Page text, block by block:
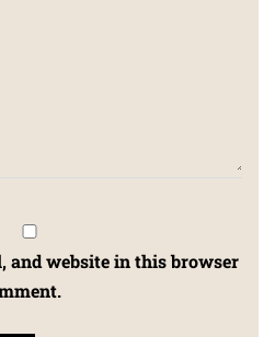
and website in this browser